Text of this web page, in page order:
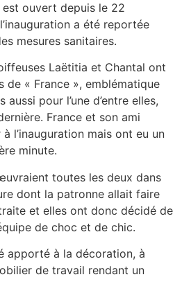
ouvert depuis le 22
a été reportée
mesures sanitaires.
Laëtitia et Chantal ont
de « France », emblématique
pour l’une d’entre elles,
France et son ami
l’inauguration mais ont eu un
minute.
toutes les deux dans
dont la patronne allait faire
et elles ont donc décidé de
de choc et de chic.
apporté à la décoration, à
de travail rendant un